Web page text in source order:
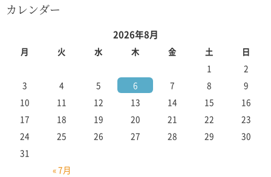
カレンダー
2026年8月
月 火 水 木 金 土 日
« 7月
1
2
3
4 5 6 7 8
9
10
11 12 13 14 15
16
17
18 19 20 21 22
23
24
25 26 27 28 29
30
31